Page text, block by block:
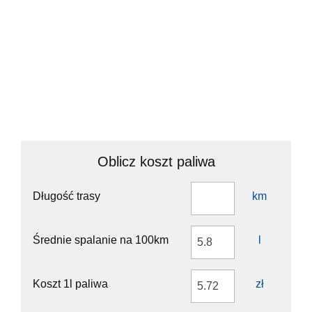
Oblicz koszt paliwa
Długość trasy km
Średnie spalanie na 100km
Koszt 1l paliwa zł